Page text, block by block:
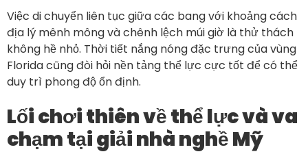
Việc di chuyển liên tục giữa các bang với khoảng cách
địa lý mênh mông và chênh lệch múi giờ là thử thách
không hề nhỏ. Thời tiết nắng nóng đặc trưng của vùng
Florida cũng đòi hỏi nền tảng thể lực cực tốt để có thể
duy trì phong độ ổn định.
Lối chơi thiên về thể lực và va
chạm tại giải nhà nghề Mỹ